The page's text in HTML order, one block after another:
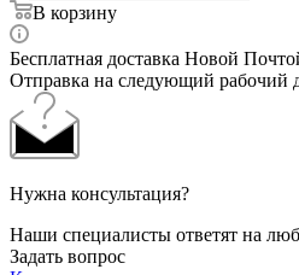
В корзину
Бесплатная доставка Новой
Отправка на следующий рабочий
Нужна консультация?
Наши специалисты ответят на
Задать вопрос